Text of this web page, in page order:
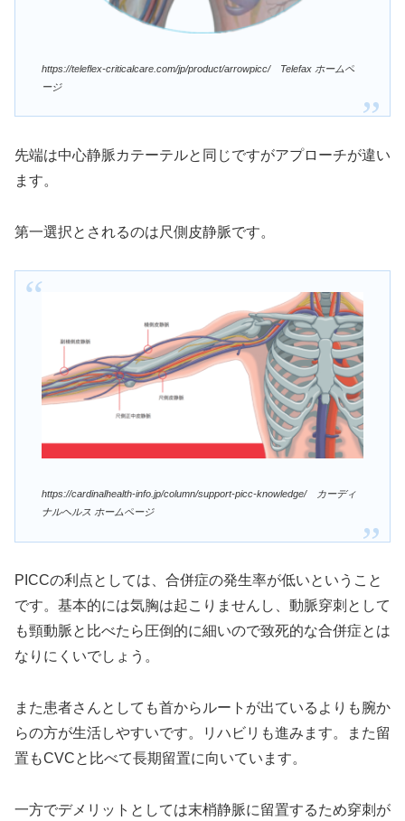
https://teleflex-criticalcare.com/jp/product/arrowpicc/ Telefax ホームペ
ージ
先端は中心静脈カテーテルと同じですがアプローチが違い
ます。
第一選択とされるのは尺側皮静脈です。
https://cardinalhealth-info.jp/column/support-picc-knowledge/ カーディ
ナルヘルス ホームページ
PICCの利点としては、合併症の発生率が低いということ
です。基本的には気胸は起こりませんし、動脈穿刺として
も頸動脈と比べたら圧倒的に細いので致死的な合併症とは
なりにくいでしょう。
また患者さんとしても首からルートが出ているよりも腕か
らの方が生活しやすいです。リハビリも進みます。また留
置もCVCと比べて長期留置に向いています。
一方でデメリットとしては末梢静脈に留置するため穿刺が